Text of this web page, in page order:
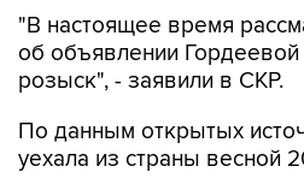
"В настоящее время
об объявлении
розыск", - заявили в СКР.
По данным открытых
уехала из страны весной